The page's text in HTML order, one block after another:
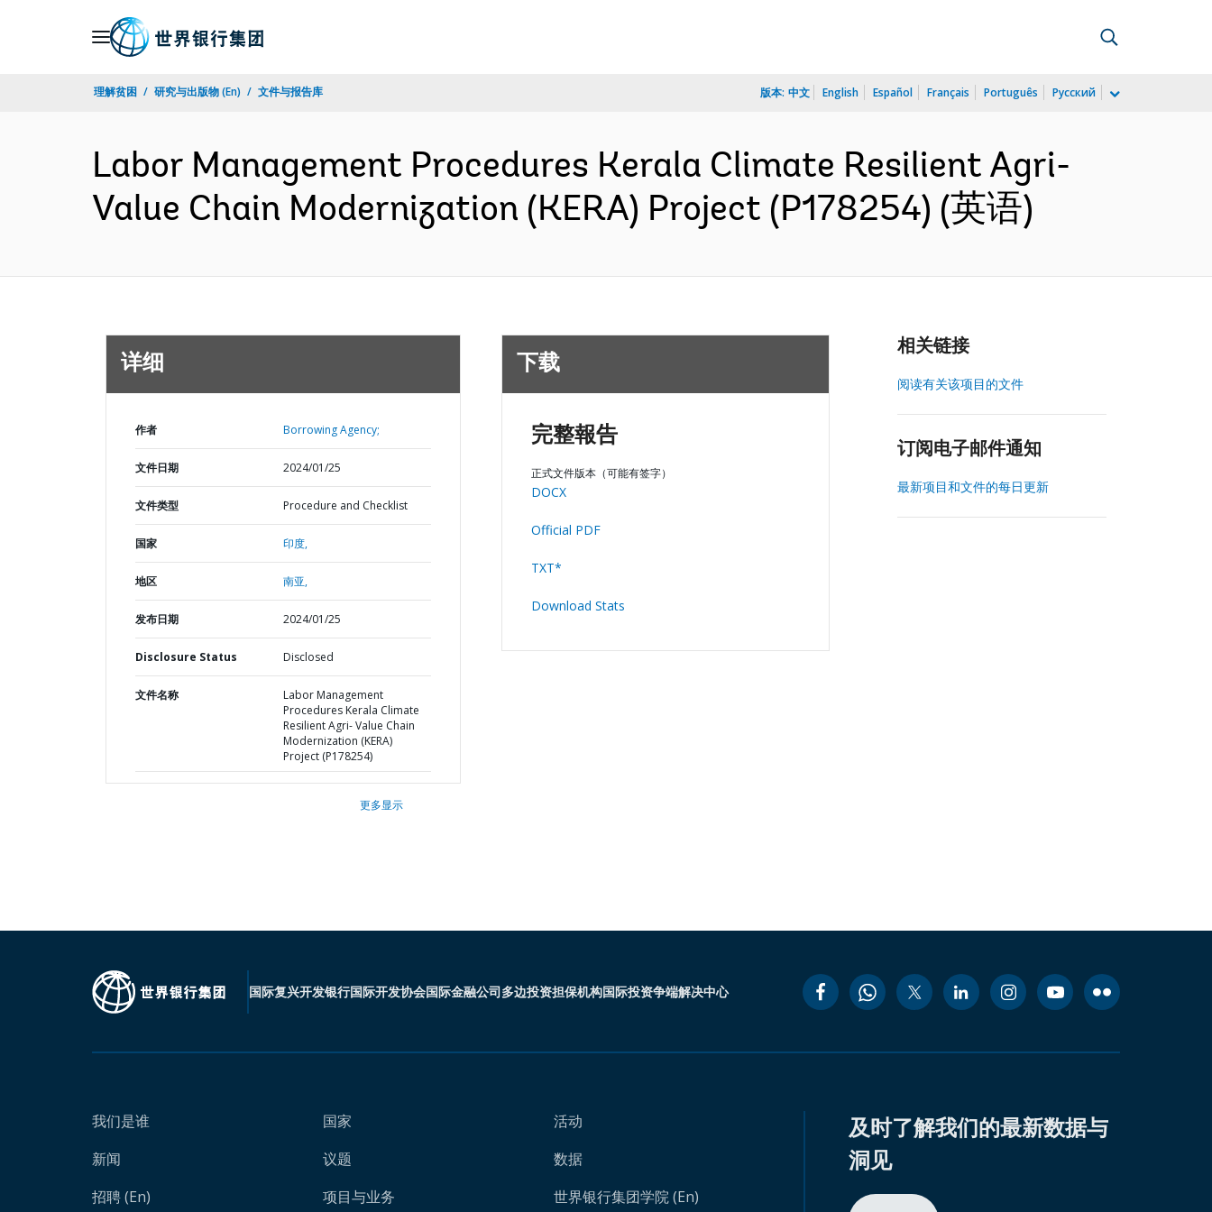
理解贫困 研究与出版物 (En) 文件与报告库 版本: 中文 English Español Français Português Русский
Labor Management Procedures Kerala Climate Resilient Agri-
Value Chain Modernization (KERA) Project (P178254) (英语)
详细
作者 Borrowing Agency;
文件日期 2024/01/25
文件类型 Procedure and Checklist
国家 印度,
地区 南亚,
发布日期 2024/01/25
Disclosure Status Disclosed
文件名称
Labor Management
Procedures Kerala Climate
Resilient Agri- Value Chain
Modernization (KERA)
Project (P178254)
更多显示
下载
完整報告
正式文件版本（可能有签字）
DOCX
Official PDF
TXT*
Download Stats
相关链接
阅读有关该项目的文件
订阅电子邮件通知
最新项目和文件的每日更新
国际复兴开发银行国际开发协会国际金融公司多边投资担保机构国际投资争端解决中心
我们是谁
新闻
招聘 (En)
国家
议题
项目与业务
活动
数据
世界银行集团学院 (En)
及时了解我们的最新数据与
洞见